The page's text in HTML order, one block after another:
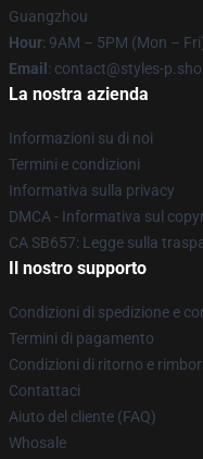
Guangzhou
Hour: 9AM – 5PM (Mon –
Email : contact@styles-
La nostra azienda
Informazioni su di noi
Termini e condizioni
Informativa sulla privacy
DMCA - Informativa sul
CA SB657: Legge sulla
Il nostro supporto
Condizioni di spedizione e
Termini di pagamento
Condizioni di ritorno e
Contattaci
Aiuto del cliente (FAQ)
Whosale